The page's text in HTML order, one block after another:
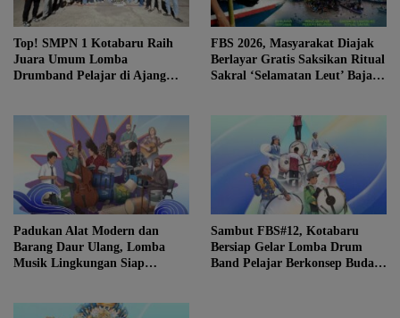
Top! SMPN 1 Kotabaru Raih
Juara Umum Lomba
Drumband Pelajar di Ajang
FBS 2026, Masyarakat Diajak
Berlayar Gratis Saksikan Ritual
Sakral ‘Selamatan Leut’ Bajau
Padukan Alat Modern dan
Barang Daur Ulang, Lomba
Musik Lingkungan Siap
Sambut FBS#12, Kotabaru
Bersiap Gelar Lomba Drum
Band Pelajar Berkonsep Budaya